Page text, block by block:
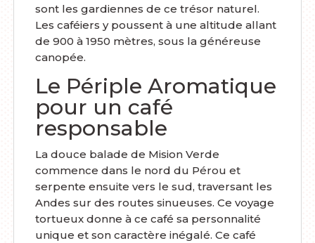
sont les gardiennes de ce trésor naturel.
Les caféiers y poussent à une altitude allant
de 900 à 1950 mètres, sous la généreuse
canopée.
Le Périple Aromatique
pour un café
responsable
La douce balade de Mision Verde
commence dans le nord du Pérou et
serpente ensuite vers le sud, traversant les
Andes sur des routes sinueuses. Ce voyage
tortueux donne à ce café sa personnalité
unique et son caractère inégalé. Ce café